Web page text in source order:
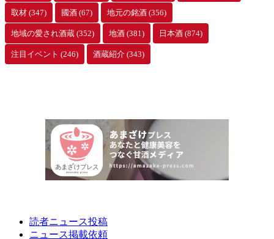
取材 (347) 國酒 (67) 地元の銘酒 (356)
地域の愛され酒蔵 (352) 地酒 (381) 日本酒 (874)
注目イベント (246) 酒蔵紹介 (343)
読者ニュース投稿
ニュース掲載依頼